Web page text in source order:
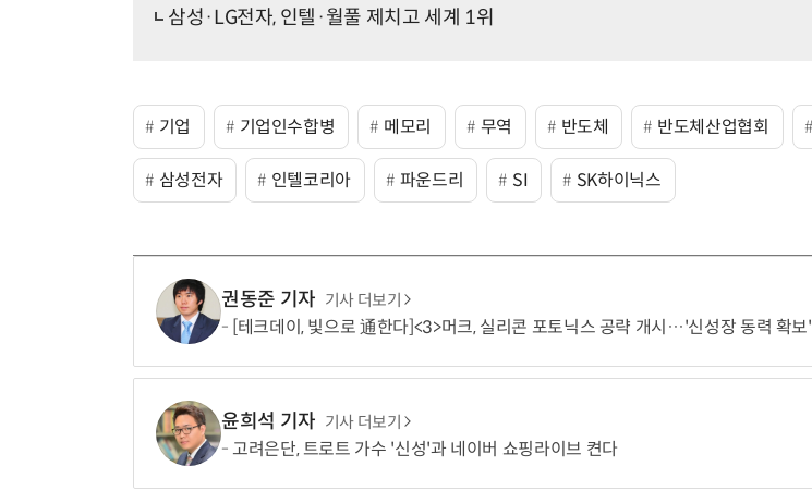
삼성·LG전자, 인텔·월풀 제치고 세계 1위
기업 기업인수합병 메모리 무역 반도체 반도체산업협회
삼성전자 인텔코리아 파운드리 SI SK하이닉스
권동준 기자 기사 더보기
[테크데이, 빛으로 通한다]<3>머크, 실리콘 포토닉스 공략 개시…'신성장 동력 확보'
윤희석 기자 기사 더보기
고려은단, 트로트 가수 '신성'과 네이버 쇼핑라이브 켠다